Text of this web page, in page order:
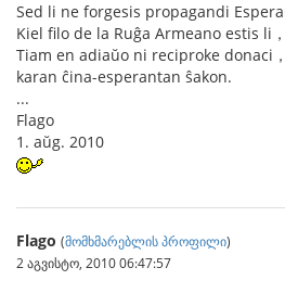
Sed li ne forgesis propagandi
Kiel filo de la Ruĝa Armeano estis li
Tiam en adiaŭo ni reciproke donaci
karan ĉina-esperantan ŝakon.
...
Flago
1. aŭg. 2010
Flago (მომხმარებლის პროფილი)
2 აგვისტო, 2010 06:47:57